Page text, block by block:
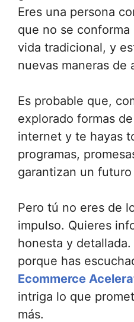
Eres una persona
que no se
vida tradicional, y
nuevas maneras de
Es probable que,
explorado formas
internet y te hayas
programas,
garantizan un
Pero tú no eres de
impulso. Quieres
honesta y
porque has
Ecommerce
intriga lo que
más.